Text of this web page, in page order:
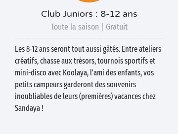
Club Juniors : 8-12 ans
Toute la saison | Gratuit
Les 8-12 ans seront tout aussi gâtés. Entre ateliers
créatifs, chasse aux trésors, tournois sportifs et
mini-disco avec Koolaya, l'ami des enfants, vos
petits campeurs garderont des souvenirs
inoubliables de leurs (premières) vacances chez
Sandaya !